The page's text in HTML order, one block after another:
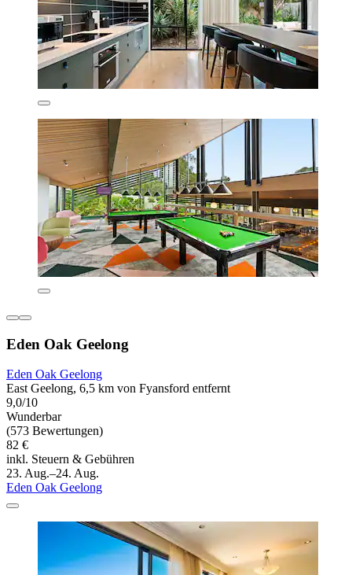
Eden Oak Geelong
Eden Oak Geelong
East Geelong, 6,5 km von Fyansford entfernt
9,0/10
Wunderbar
(573 Bewertungen)
82 €
inkl. Steuern & Gebühren
23. Aug.–24. Aug.
Eden Oak Geelong